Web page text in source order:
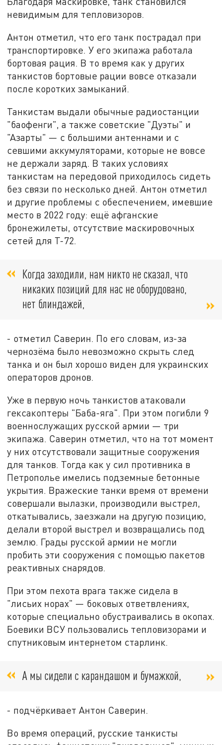
невидимым для тепловизоров.
Антон отметил, что его танк пострадал при
транспортировке. У его экипажа работала
бортовая рация. В то время как у других
танкистов бортовые рации вовсе отказали
после коротких замыканий.
Танкистам выдали обычные радиостанции
"баофенги", а также советские "Дуэты" и
"Азарты" — с большими антеннами и с
севшими аккумуляторами, которые не вовсе
не держали заряд. В таких условиях
танкистам на передовой приходилось сидеть
без связи по несколько дней. Антон отметил
и другие проблемы с обеспечением, имевшие
место в 2022 году: ещё афганские
бронежилеты, отсутствие маскировочных
сетей для Т-72.
Когда заходили, нам никто не сказал, что
никаких позиций для нас не оборудовано,
нет блиндажей,
- отметил Саверин. По его словам, из-за
чернозёма было невозможно скрыть след
танка и он был хорошо виден для украинских
операторов дронов.
Уже в первую ночь танкистов атаковали
гексакоптеры "Баба-яга". При этом погибли 9
военнослужащих русской армии — три
экипажа. Саверин отметил, что на тот момент
у них отсутствовали защитные сооружения
для танков. Тогда как у сил противника в
Петрополье имелись подземные бетонные
укрытия. Вражеские танки время от времени
совершали вылазки, производили выстрел,
откатывались, заезжали на другую позицию,
делали второй выстрел и возвращались под
землю. Грады русской армии не могли
пробить эти сооружения с помощью пакетов
реактивных снарядов.
При этом пехота врага также сидела в
"лисьих норах" — боковых ответвлениях,
которые специально обустраивались в окопах.
Боевики ВСУ пользовались тепловизорами и
спутниковым интернетом старлинк.
А мы сидели с карандашом и бумажкой,
- подчёркивает Антон Саверин.
Во время операций, русские танкисты